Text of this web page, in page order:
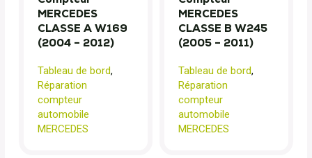
MERCEDES
CLASSE A W169
(2004 – 2012)
Tableau de bord,
Réparation
compteur
automobile
MERCEDES
MERCEDES
CLASSE B W245
(2005 – 2011)
Tableau de bord,
Réparation
compteur
automobile
MERCEDES